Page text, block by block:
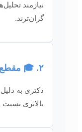
نیازمند
گران‌ترند.
۲. 🎓 مقطع تحصیلی:
دکتری به
بالاتری نسبت